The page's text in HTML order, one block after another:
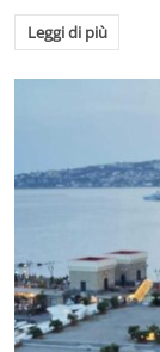
Leggi di più